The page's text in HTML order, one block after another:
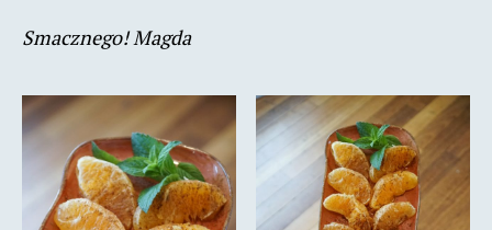
Smacznego! Magda